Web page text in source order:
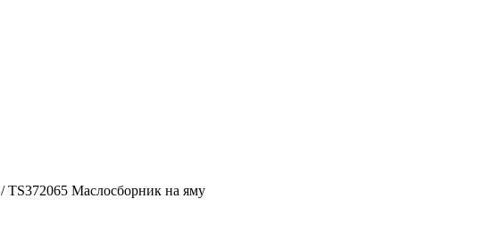
/ TS372065 Маслосборник на яму